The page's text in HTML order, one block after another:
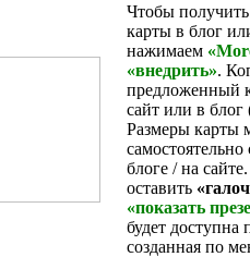
Чтобы
карты в блог
нажимаем
«внедрить».
предложенный
сайт или в
Размеры карты
самостоятельно
блоге / на
оставить
«показать
будет доступна
созданная по